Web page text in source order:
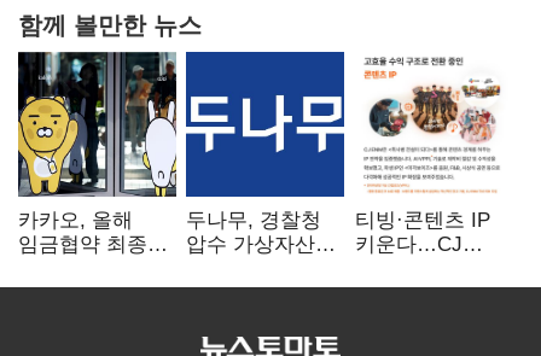
함께 볼만한 뉴스
카카오, 올해
임금협약 최종
인상·격려금
두나무, 경찰청
압수 가상자산
커스터디 사업
티빙·콘텐츠 IP
키운다…CJ
글로벌 확장 가속